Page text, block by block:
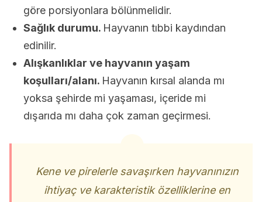
göre porsiyonlara bölünmelidir.
Sağlık durumu. Hayvanın tıbbi kaydından
edinilir.
Alışkanlıklar ve hayvanın yaşam
koşulları/alanı. Hayvanın kırsal alanda mı
yoksa şehirde mi yaşaması, içeride mi
dışarıda mı daha çok zaman geçirmesi.
Kene ve pirelerle savaşırken hayvanınızın
ihtiyaç ve karakteristik özelliklerine en